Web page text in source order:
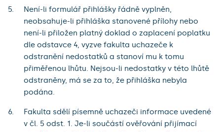
Není-li formulář přihlášky řádně vyplněn,
neobsahuje-li přihláška stanovené přílohy nebo
není-li přiložen platný doklad o zaplacení poplatku
dle odstavce 4, vyzve fakulta uchazeče k
odstranění nedostatků a stanoví mu k tomu
přiměřenou lhůtu. Nejsou-li nedostatky v této lhůtě
odstraněny, má se za to, že přihláška nebyla
podána.
Fakulta sdělí písemně uchazeči informace uvedené
v čl. 5 odst. 1. Je-li součástí ověřování přijímací